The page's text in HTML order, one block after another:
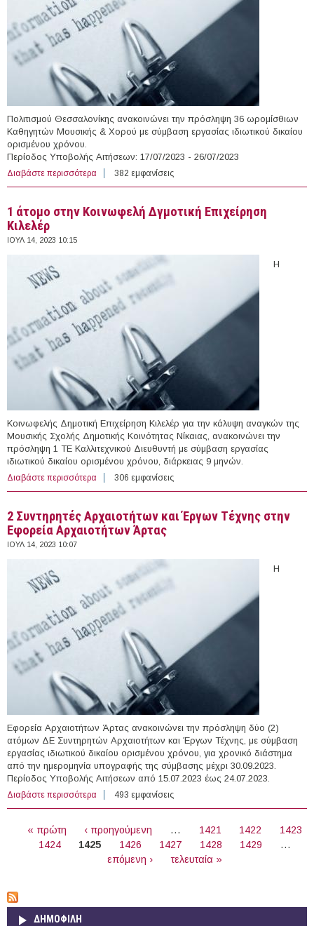
Πολιτισμού Θεσσαλονίκης ανακοινώνει την πρόσληψη 36 ωρομίσθιων
Καθηγητών Μουσικής & Χορού με σύμβαση εργασίας ιδιωτικού δικαίου
ορισμένου χρόνου.
Περίοδος Υποβολής Αιτήσεων: 17/07/2023 - 26/07/2023
Διαβάστε περισσότερα για 36 Καθηγητές Μουσικής & Χορού στο Κέντρο
Πολιτισμού Θεσσαλονίκης
382 εμφανίσεις
1 άτομο στην Κοινωφελή Δγμοτική Επιχείρηση
Κιλελέρ
ΙΟΥΛ 14, 2023 10:15
Η
Κοινωφελής Δημοτική Επιχείρηση Κιλελέρ για την κάλυψη αναγκών της
Μουσικής Σχολής Δημοτικής Κοινότητας Νίκαιας, ανακοινώνει την
πρόσληψη 1 ΤΕ Καλλιτεχνικού Διευθυντή με σύμβαση εργασίας
ιδιωτικού δικαίου ορισμένου χρόνου, διάρκειας 9 μηνών.
Διαβάστε περισσότερα για 1 άτομο στην Κοινωφελή Δγμοτική Επιχείρηση
Κιλελέρ
306 εμφανίσεις
2 Συντηρητές Αρχαιοτήτων και Έργων Τέχνης στην
Εφορεία Αρχαιοτήτων Άρτας
ΙΟΥΛ 14, 2023 10:07
Η
Εφορεία Αρχαιοτήτων Άρτας ανακοινώνει την πρόσληψη δύο (2)
ατόμων ΔΕ Συντηρητών Αρχαιοτήτων και Έργων Τέχνης, με σύμβαση
εργασίας ιδιωτικού δικαίου ορισμένου χρόνου, για χρονικό διάστημα
από την ημερομηνία υπογραφής της σύμβασης μέχρι 30.09.2023.
Περίοδος Υποβολής Αιτήσεων από 15.07.2023 έως 24.07.2023.
Διαβάστε περισσότερα για 2 Συντηρητές Αρχαιοτήτων και Έργων Τέχνης στην
Εφορεία Αρχαιοτήτων Άρτας
493 εμφανίσεις
« πρώτη ‹ προηγούμενη … 1421 1422
1423
1424
1425 1426 1427 1428 1429
…
επόμενη ›
τελευταία »
ΔΗΜΟΦΙΛΗ